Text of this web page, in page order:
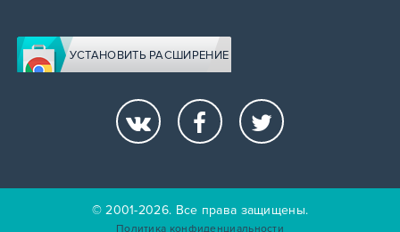
УСТАНОВИТЬ РАСШИРЕНИЕ
© 2001-2026. Все права защищены.
Политика конфиденциальности